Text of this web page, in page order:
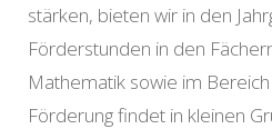
stärken, bieten wir in den
Förderstunden in den
Mathematik sowie im
Förderung findet in kleinen